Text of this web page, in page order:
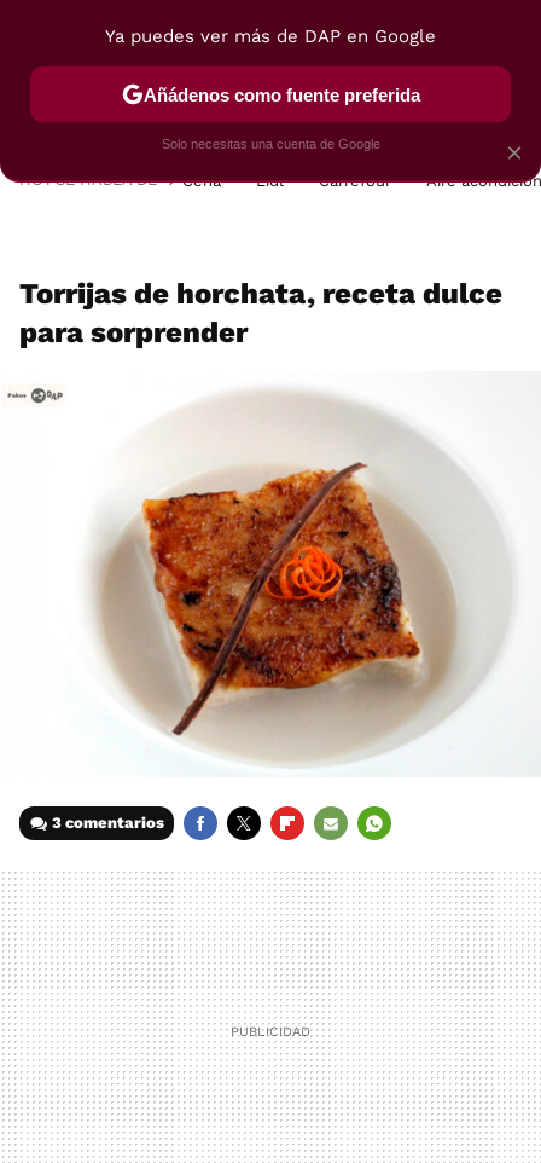
POSTRES VIAJES SELECCIÓN VEGUI
HOY SE HABLA DE Cena Lidl Carrefour Aire
Torrijas de horchata, receta dulce
para sorprender
3 comentarios
MAIL
×
Ya puedes ver más de DAP en Google
Añádenos como fuente preferida
Solo necesitas una cuenta de Google